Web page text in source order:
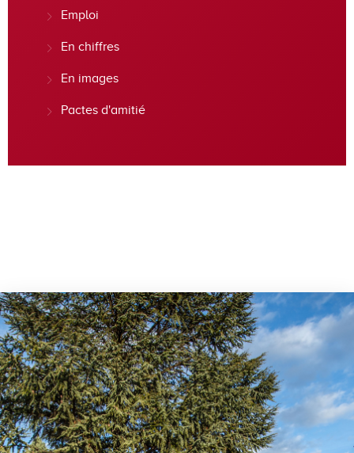
Emploi
En chiffres
En images
Pactes d'amitié